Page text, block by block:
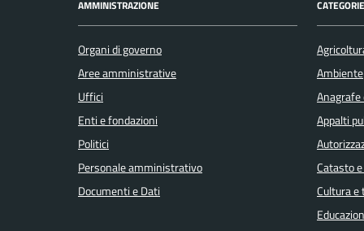
AMMINISTRAZIONE
Organi di governo
Aree amministrative
Uffici
Enti e fondazioni
Politici
Personale amministrativo
Documenti e Dati
Ambiente
Appalti
Catasto
Cultura e